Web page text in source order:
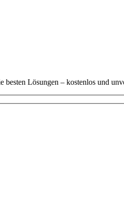
Lösungen – kostenlos und